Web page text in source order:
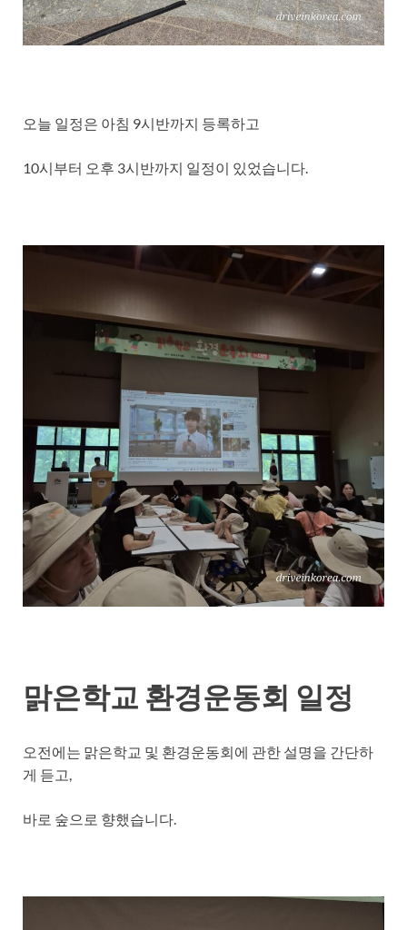
오늘 일정은 아침 9시반까지 등록하고
10시부터 오후 3시반까지 일정이 있었습니다.
맑은학교 환경운동회 일정
오전에는 맑은학교 및 환경운동회에 관한 설명을 간단하
게 듣고,
바로 숲으로 향했습니다.